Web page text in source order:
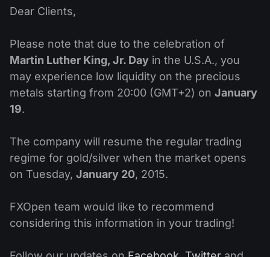
Masters e Seguidores
Ações
Criptomoedas
Calendário de dividendos
Centro de ajuda
O que é negociação de CFDs?
O que é um corretor Forex?
Por que nós?
História
Contate-nos
Dear Clients,
Please note that due to the celebration of
Martin Luther King, Jr. Day in the U.S.A., you
may experience low liquidity on the precious
metals starting from 20:00 (GMT+2) on January
19.
The company will resume the regular trading
regime for gold/silver when the market opens
on Tuesday, January 20, 2015.
FXOpen team would like to recommend
considering this information in your trading!